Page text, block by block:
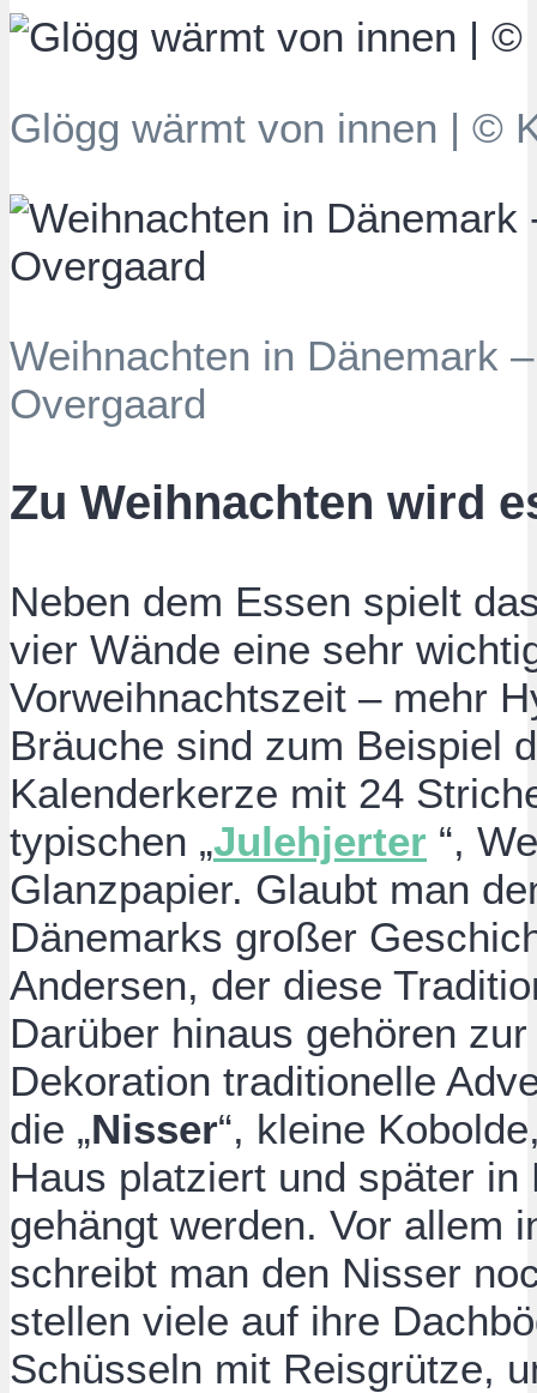
Glögg wärmt von innen | ©
Weihnachten in Dänemark
Overgaard
Zu Weihnachten wird
Neben dem Essen spielt
vier Wände eine sehr
Vorweihnachtszeit – mehr
Bräuche sind zum Beispiel
Kalenderkerze mit 24
typischen „Julehjerter “,
Glanzpapier. Glaubt man
Dänemarks großer
Andersen, der diese
Darüber hinaus gehören
Dekoration traditionelle
die „Nisser“, kleine
Haus platziert und später
gehängt werden. Vor allem
schreibt man den Nisser
stellen viele auf ihre
Schüsseln mit Reisgrütze,